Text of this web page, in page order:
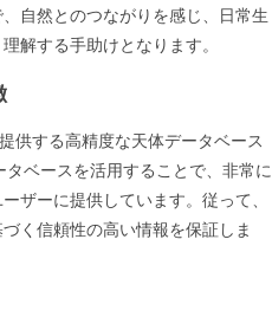
自然とのつながりを感じ、日常生
解する手助けとなります。
供する高精度な天体データベース
タベースを活用することで、非常に
ザーに提供しています。従って、
く信頼性の高い情報を保証しま